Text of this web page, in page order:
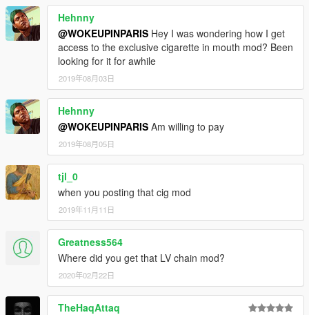
Hehnny
@WOKEUPINPARIS Hey I was wondering how I get
access to the exclusive cigarette in mouth mod? Been
looking for it for awhile
2019年08月03日
Hehnny
@WOKEUPINPARIS Am willing to pay
2019年08月05日
tjl_0
when you posting that cig mod
2019年11月11日
Greatness564
Where did you get that LV chain mod?
2020年02月22日
TheHaqAttaq